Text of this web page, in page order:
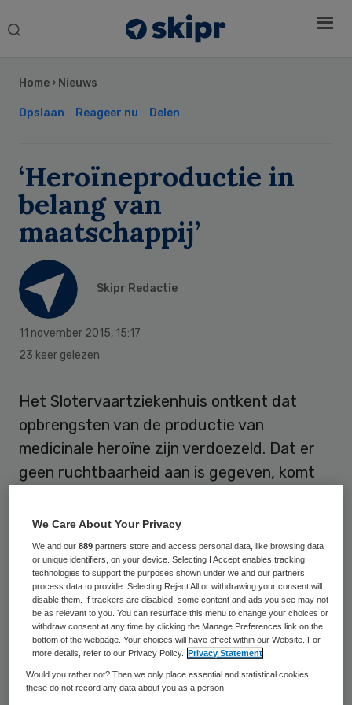
Search
Home › Nieuws
Opslaan Reageer nu Delen
‘Heroïneproductie in
belang van
maatschappij’
Skipr Redactie
11 november 2015, 15:17
23 keer gelezen
Het Slotervaartziekenhuis ontkent dat
opbrengsten van de productie van
medicinale heroïne zijn verdoezeld. Dat er
geen ruchtbaarheid aan is gegeven, komt
“Bovendien komt het geld rechtstreeks ten
goede aan onderzoek en de
gezondheidszorg”, liet het ziekenhuis
woensdag weten, naar aanleiding van
berichtgeving van Het Parool en NRC
Handelsblad op basis van het boek De Kraak
van het Slotervaartziekenhuis.
Sidebar
We Care About Your Privacy
We and our889 partners store and access personal data, like browsing data
or unique identifiers, on your device. Selecting I Accept enables tracking
technologies to support the purposes shown under we and our partners
process data to provide. Selecting Reject All or withdrawing your consent will
disable them. If trackers are disabled, some content and ads you see may not
be as relevant to you. You can resurface this menu to change your choices or
withdraw consent at any time by clicking the Manage Preferences link on the
bottom of the webpage. Your choices will have effect within our Website. For
more details, refer to our Privacy Policy.
Privacy Statement
Would you rather not? Then we only place essential and statistical cookies,
these do not record any data about you as a person